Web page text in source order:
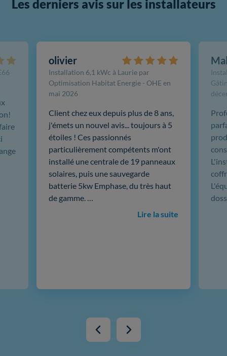
Les derniers avis sur les installateurs
olivier
Installation 6,1 kWc à Laurie par
Optimisation Habitat Energie - OHE en
mai 2026
Client chez eux depuis plus de 8 ans,
j'émets un nouvel avis... toujours à 5
étoiles ! Ces passionnés
particulièrement compétents m'ont
installé une centrale de 19 panneaux
solaires, puis une sauvegarde
batterie 5kw Emphase, du très haut
de gamme. …
Lire la suite